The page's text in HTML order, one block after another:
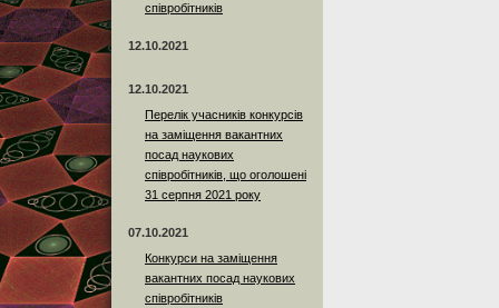
співробітників
12.10.2021
12.10.2021
Перелік учасників конкурсів
на заміщення вакантних
посад наукових
співробітників, що оголошені
31 серпня 2021 року
07.10.2021
Конкурси на заміщення
вакантних посад наукових
співробітників